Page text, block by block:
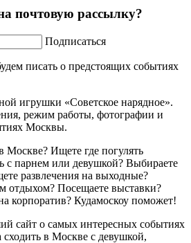
почтовую рассылку?
Подписаться
писать о предстоящих событиях
игрушки «Советское нарядное».
режим работы, фотографии и
Москвы.
Москве? Ищете где погулять
с парнем или девушкой? Выбираете
развлечения на выходные?
отдыхом? Посещаете выставки?
корпоратив? Кудамоскоу поможет!
сайт о самых интересных событиях
в Москве с девушкой,